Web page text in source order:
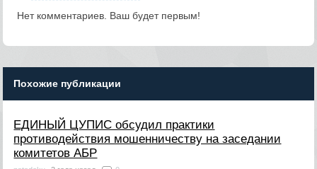
Нет комментариев. Ваш будет первым!
Похожие публикации
ЕДИНЫЙ ЦУПИС обсудил практики
противодействия мошенничеству на заседании
комитетов АБР